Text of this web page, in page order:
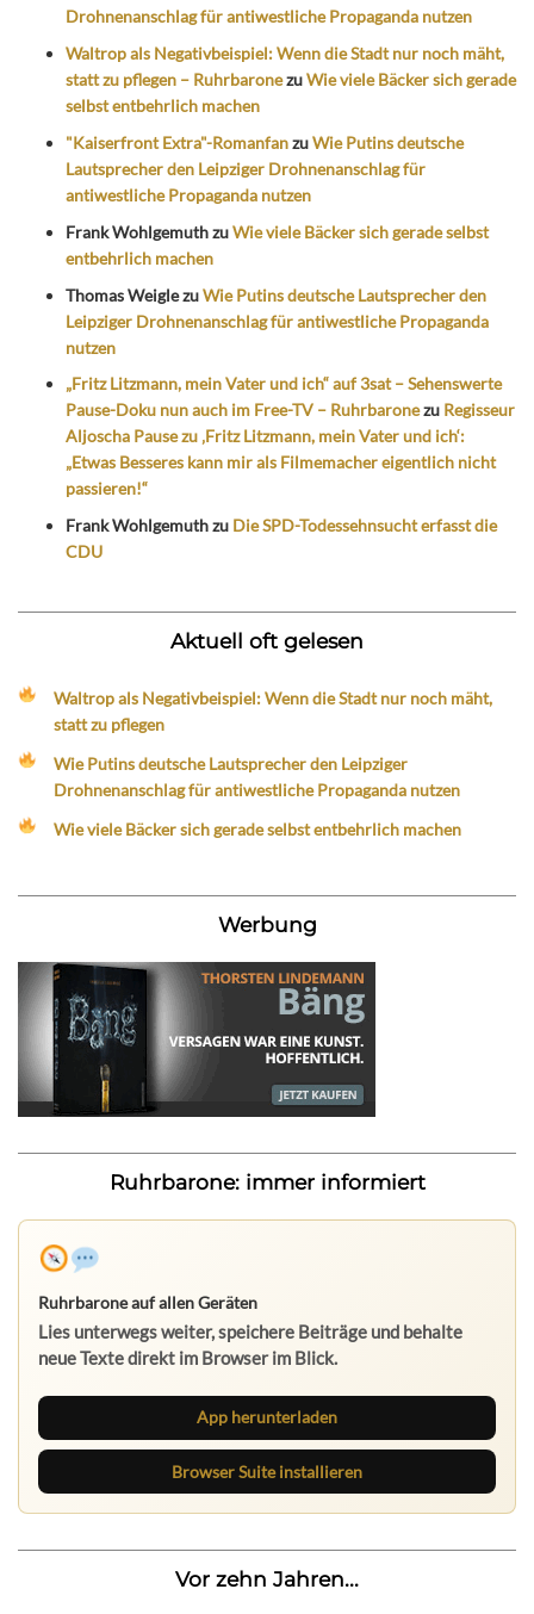
Drohnenanschlag für antiwestliche Propaganda nutzen
Waltrop als Negativbeispiel: Wenn die Stadt nur noch mäht,
statt zu pflegen – RuhrbaronezuWie viele Bäcker sich gerade
selbst entbehrlich machen
"Kaiserfront Extra"-RomanfanzuWie Putins deutsche
Lautsprecher den Leipziger Drohnenanschlag für
antiwestliche Propaganda nutzen
Frank WohlgemuthzuWie viele Bäcker sich gerade selbst
entbehrlich machen
Thomas WeiglezuWie Putins deutsche Lautsprecher den
Leipziger Drohnenanschlag für antiwestliche Propaganda
nutzen
„Fritz Litzmann, mein Vater und ich“ auf 3sat – Sehenswerte
Pause-Doku nun auch im Free-TV – Ruhrbaronezu Regisseur
Aljoscha Pause zu ‚Fritz Litzmann, mein Vater und ich‘:
„Etwas Besseres kann mir als Filmemacher eigentlich nicht
passieren!“
Frank Wohlgemuthzu Die SPD-Todessehnsucht erfasst die
CDU
Aktuell oft gelesen
Waltrop als Negativbeispiel: Wenn die Stadt nur noch mäht,
statt zu pflegen
Wie Putins deutsche Lautsprecher den Leipziger
Drohnenanschlag für antiwestliche Propaganda nutzen
Wie viele Bäcker sich gerade selbst entbehrlich machen
Werbung
Ruhrbarone: immer informiert
Ruhrbarone auf allen Geräten
Lies unterwegs weiter, speichere Beiträge und behalte
neue Texte direkt im Browser im Blick.
App herunterladen
Browser Suite installieren
Vor zehn Jahren...